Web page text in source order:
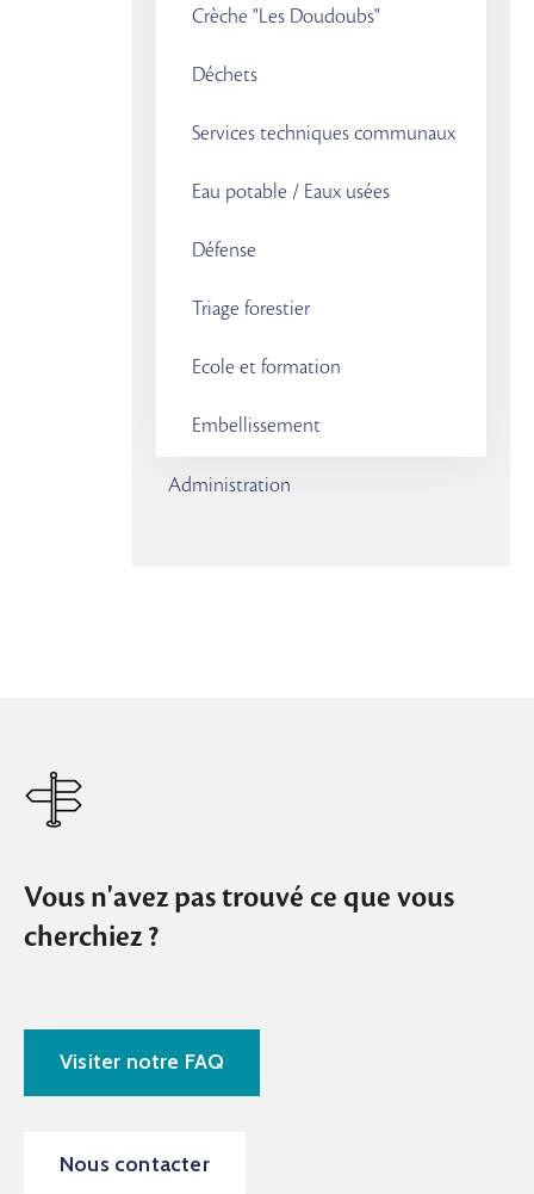
Crèche "Les Doudoubs"
Déchets
Services techniques communaux
Eau potable / Eaux usées
Défense
Triage forestier
Ecole et formation
Embellissement
Administration
Vous n'avez pas trouvé ce que vous
cherchiez ?
Visiter notre FAQ
Nous contacter